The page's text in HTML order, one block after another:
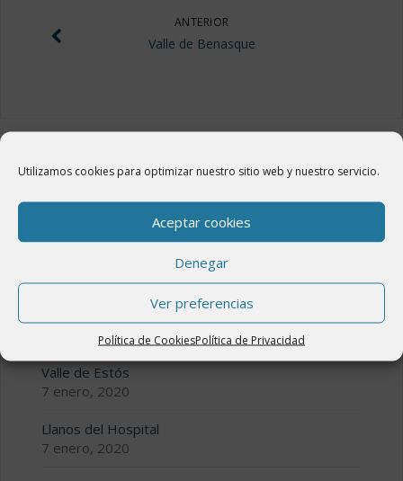
Utilizamos cookies para optimizar nuestro sitio web y nuestro servicio.
Aceptar cookies
Denegar
Ver preferencias
Política de CookiesPolítica de Privacidad
ANTERIOR
Valle de Benasque
Nueva web del municipio de la Villa de Benasque
18 febrero, 2020
7 enero, 2020
Valle de Estós
7 enero, 2020
Llanos del Hospital
7 enero, 2020